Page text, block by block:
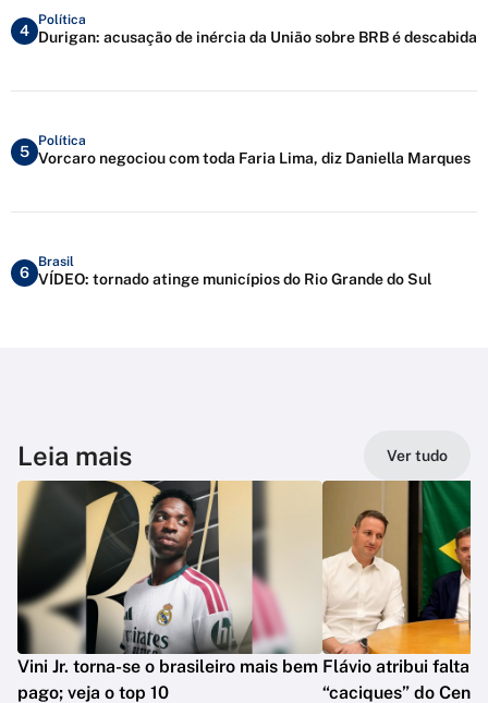
4
Política
Durigan: acusação de inércia da União sobre BRB é descabida
5
Política
Vorcaro negociou com toda Faria Lima, diz Daniella Marques
6
Brasil
VÍDEO: tornado atinge municípios do Rio Grande do Sul
Leia mais Ver tudo
Vini Jr. torna-se o brasileiro mais bem
pago; veja o top 10
Flávio atribui falta
“caciques” do